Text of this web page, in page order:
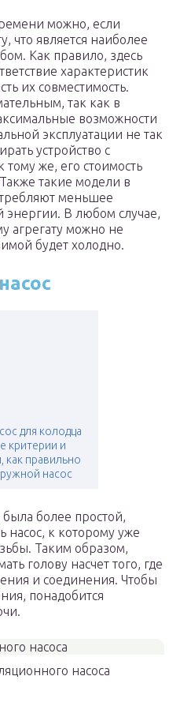
можно, если
что является наиболее
Как правило, здесь
характеристик
их совместимость.
так как в
возможности
эксплуатации не так
устройство с
же, его стоимость
такие модели в
меньшее
энергии. В любом случае,
агрегату можно не
будет холодно.
для колодца
критерии и
как правильно
насос
более простой,
насос, к которому уже
Таким образом,
голову насчет того, где
и соединения. Чтобы
понадобится
насоса